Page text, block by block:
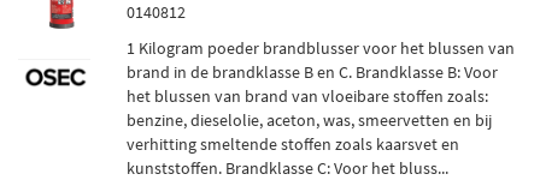
0140812
1 Kilogram poeder brandblusser voor het blussen van
brand in de brandklasse B en C. Brandklasse B: Voor
het blussen van brand van vloeibare stoffen zoals:
benzine, dieselolie, aceton, was, smeervetten en bij
verhitting smeltende stoffen zoals kaarsvet en
kunststoffen. Brandklasse C: Voor het bluss...